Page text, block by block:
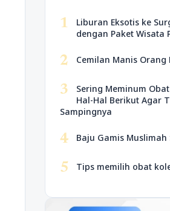
1
Liburan Eksotis ke
dengan Paket Wisata
2 Cemilan Manis Orang
3
Sering Meminum
Hal-Hal Berikut Agar
Sampingnya
4 Baju Gamis
5 Tips memilih obat